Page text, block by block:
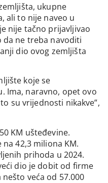
ukupne
ali to nije naveo u
nije tačno prijavljivao
da ne treba navoditi
dio ovog zemljišta
koje se
Ima, naravno, opet ovo
su vrijednosti nikakve”,
KM ušteđevine.
42,3 miliona KM.
prihoda u 2024.
dio je dobit od firme
veća od 57.000